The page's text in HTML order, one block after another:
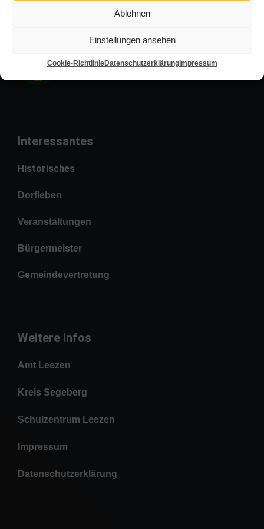
Ablehnen
Einstellungen ansehen
Cookie-RichtlinieDatenschutzerklärungImpressum
Interessantes
Historisches
Dorfleben
Veranstaltungen
Bürgermeister
Gemeindevertretung
Weitere Infos
Amt Leezen
Kreis Segeberg
Schulzentrum Leezen
Impressum
Datenschutzerklärung